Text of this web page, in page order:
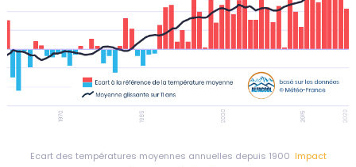
Ecart des températures moyennes annuelles depuis 1900 Impact